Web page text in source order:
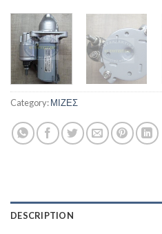
Category:ΜΙΖΕΣ
DESCRIPTION